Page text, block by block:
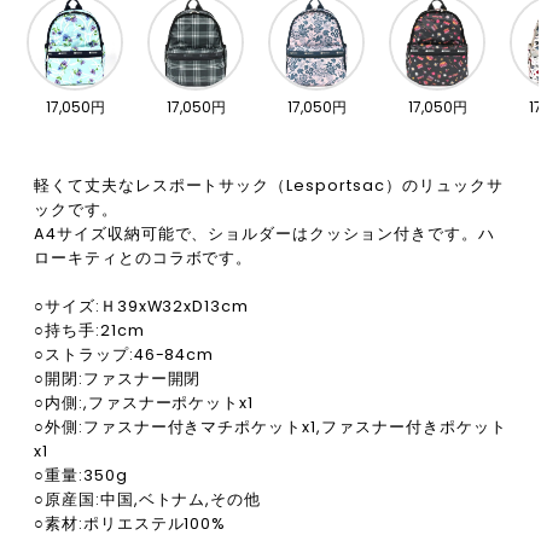
17,050円 17,050円 17,050円 17,050円
軽くて丈夫なレスポートサック（Lesportsac）のリュックサ
ックです。
A4サイズ収納可能で、ショルダーはクッション付きです。ハ
ローキティとのコラボです。
○サイズ:Ｈ39xW32xD13cm
○持ち手:21cm
○ストラップ:46-84cm
○開閉:ファスナー開閉
○内側:,ファスナーポケットx1
○外側:ファスナー付きマチポケットx1,ファスナー付きポケット
x1
○重量:350g
○原産国:中国,ベトナム,その他
○素材:ポリエステル100%